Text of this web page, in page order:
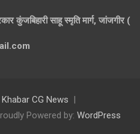
कुंजबिहारी साहू स्मृति मार्ग, जांजगीर (
Khabar CG News
Powered by: WordPress